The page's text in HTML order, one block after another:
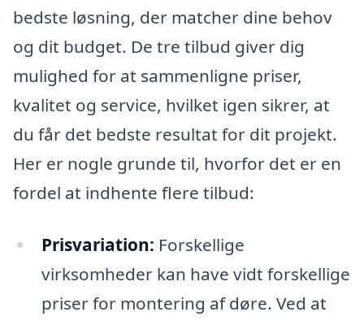
bedste løsning, der matcher dine behov
og dit budget. De tre tilbud giver dig
mulighed for at sammenligne priser,
kvalitet og service, hvilket igen sikrer, at
du får det bedste resultat for dit projekt.
Her er nogle grunde til, hvorfor det er en
fordel at indhente flere tilbud:
Prisvariation: Forskellige
virksomheder kan have vidt forskellige
priser for montering af døre. Ved at